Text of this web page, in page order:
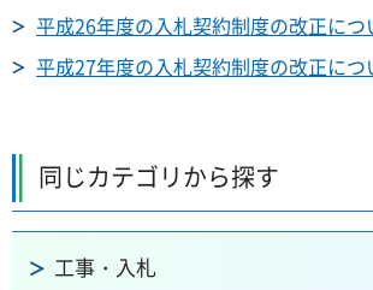
平成26年度の入札契約制度の改正につ
平成27年度の入札契約制度の改正につ
同じカテゴリから探す
工事・入札